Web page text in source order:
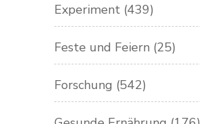
Experiment (439)
Feste und Feiern (25)
Forschung (542)